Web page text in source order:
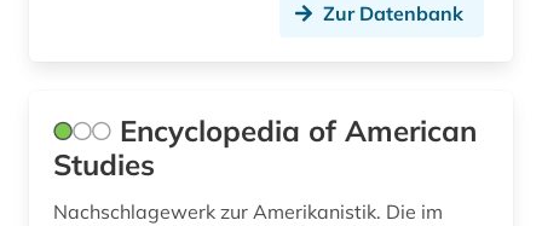
russisch-orthodoxe kirche (1)
Zur Datenbank
Encyclopedia of American
Studies
Nachschlagewerk zur Amerikanistik. Die im